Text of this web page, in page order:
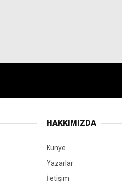
HAKKIMIZDA
Künye
Yazarlar
İletişim